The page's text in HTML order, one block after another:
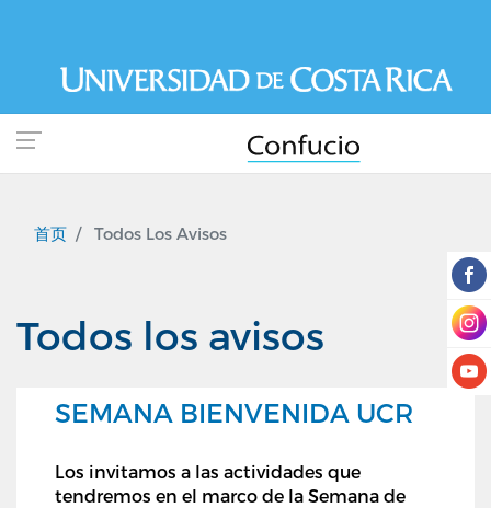
到
内
容
首页 Todos Los Avisos
Todos los avisos
SEMANA BIENVENIDA UCR
Los invitamos a las actividades que
tendremos en el marco de la Semana de